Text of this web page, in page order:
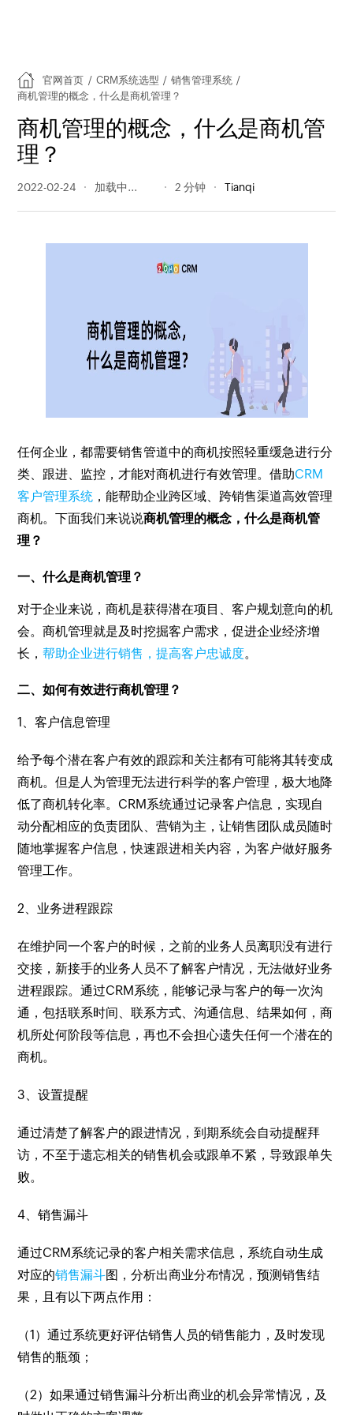
官网首页 / CRM系统选型 / 销售管理系统 /
商机管理的概念，什么是商机管理？
商机管理的概念，什么是商机管
理？
2022-02-24 3280 阅读量 2 分钟 Tianqi
任何企业，都需要销售管道中的商机按照轻重缓急进行分
类、跟进、监控，才能对商机进行有效管理。借助CRM
客户管理系统 ，能帮助企业跨区域、跨销售渠道高效管理
商机。下面我们来说说商机管理的概念，什么是商机管
理？
一、什么是商机管理？
对于企业来说，商机是获得潜在项目、客户规划意向的机
会。商机管理就是及时挖掘客户需求，促进企业经济增
长，帮助企业进行销售，提高客户忠诚度。
二、如何有效进行商机管理？
1、客户信息管理
给予每个潜在客户有效的跟踪和关注都有可能将其转变成
商机。但是人为管理无法进行科学的客户管理，极大地降
低了商机转化率。CRM系统通过记录客户信息，实现自
动分配相应的负责团队、营销为主，让销售团队成员随时
随地掌握客户信息，快速跟进相关内容，为客户做好服务
管理工作。
2、业务进程跟踪
在维护同一个客户的时候，之前的业务人员离职没有进行
交接，新接手的业务人员不了解客户情况，无法做好业务
进程跟踪。通过CRM系统，能够记录与客户的每一次沟
通，包括联系时间、联系方式、沟通信息、结果如何，商
机所处何阶段等信息，再也不会担心遗失任何一个潜在的
商机。
3、设置提醒
通过清楚了解客户的跟进情况，到期系统会自动提醒拜
访，不至于遗忘相关的销售机会或跟单不紧，导致跟单失
败。
4、销售漏斗
通过CRM系统记录的客户相关需求信息，系统自动生成
对应的销售漏斗图，分析出商业分布情况，预测销售结
果，且有以下两点作用：
（1）通过系统更好评估销售人员的销售能力，及时发现
销售的瓶颈；
（2）如果通过销售漏斗分析出商业的机会异常情况，及